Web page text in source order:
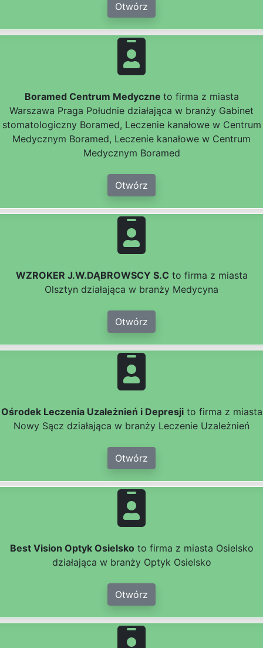
Otwórz
Boramed Centrum Medyczne to firma z miasta
Warszawa Praga Południe działająca w branży Gabinet
stomatologiczny Boramed, Leczenie kanałowe w Centrum
Medycznym Boramed, Leczenie kanałowe w Centrum
Medycznym Boramed
Otwórz
WZROKER J.W.DĄBROWSCY S.C to firma z miasta
Olsztyn działająca w branży Medycyna
Otwórz
Ośrodek Leczenia Uzależnień i Depresjito firma z miasta
Nowy Sącz działająca w branży Leczenie Uzależnień
Otwórz
Best Vision Optyk Osielsko to firma z miasta Osielsko
działająca w branży Optyk Osielsko
Otwórz